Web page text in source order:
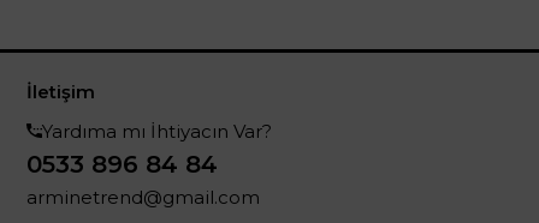
İletişim
Yardıma mı İhtiyacın Var?
0533 896 84 84
arminetrend@gmail.com